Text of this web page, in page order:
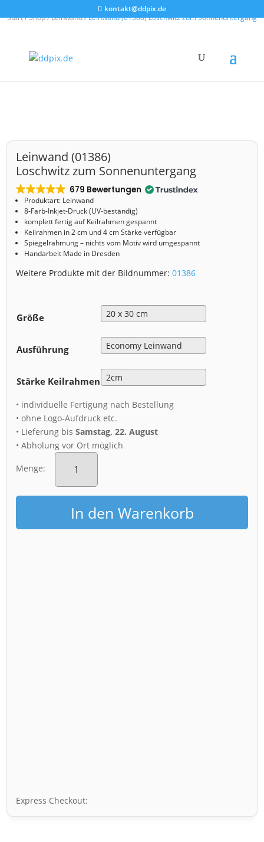
kontakt@ddpix.de
Start/Shop/Leinwand/ Leinwand (01386) Loschwitz zum Sonnenuntergang
Leinwand (01386)
Loschwitz zum Sonnenuntergang
679 Bewertungen
Produktart: Leinwand
8-Farb-Inkjet-Druck (UV-beständig)
komplett fertig auf Keilrahmen gespannt
Keilrahmen in 2 cm und 4 cm Stärke verfügbar
Spiegelrahmung – nichts vom Motiv wird umgespannt
Handarbeit Made in Dresden
Weitere Produkte mit der Bildnummer:01386
Größe
Ausführung
Stärke Keilrahmen
• individuelle Fertigung nach Bestellung
• ohne Logo-Aufdruck etc.
• Lieferung bisSamstag, 22. August
• Abholung vor Ort möglich
Menge:
Leinwand
(01386)
zum
Sonnenuntergang
MengeIn den Warenkorb
Express Checkout: